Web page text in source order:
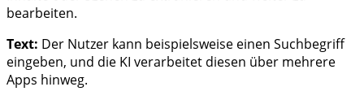
bearbeiten.
Text: Der Nutzer kann beispielsweise einen Suchbegriff
eingeben, und die KI verarbeitet diesen über mehrere
Apps hinweg.